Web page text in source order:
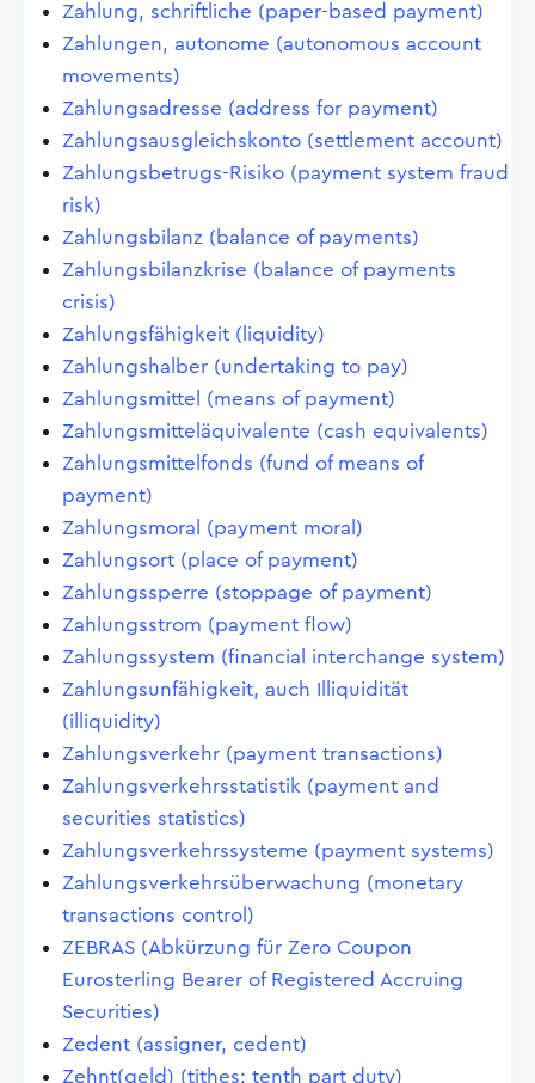
Zahlung, schriftliche (paper-based payment)
Zahlungen, autonome (autonomous account
movements)
Zahlungsadresse (address for payment)
Zahlungsausgleichskonto (settlement account)
Zahlungsbetrugs-Risiko (payment system fraud
risk)
Zahlungsbilanz (balance of payments)
Zahlungsbilanzkrise (balance of payments
crisis)
Zahlungsfähigkeit (liquidity)
Zahlungshalber (undertaking to pay)
Zahlungsmittel (means of payment)
Zahlungsmitteläquivalente (cash equivalents)
Zahlungsmittelfonds (fund of means of
payment)
Zahlungsmoral (payment moral)
Zahlungsort (place of payment)
Zahlungssperre (stoppage of payment)
Zahlungsstrom (payment flow)
Zahlungssystem (financial interchange system)
Zahlungsunfähigkeit, auch Illiquidität
(illiquidity)
Zahlungsverkehr (payment transactions)
Zahlungsverkehrsstatistik (payment and
securities statistics)
Zahlungsverkehrssysteme (payment systems)
Zahlungsverkehrsüberwachung (monetary
transactions control)
ZEBRAS (Abkürzung für Zero Coupon
Eurosterling Bearer of Registered Accruing
Securities)
Zedent (assigner, cedent)
Zehnt(geld) (tithes; tenth part duty)